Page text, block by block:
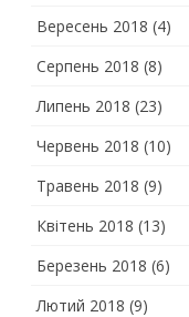
Вересень 2018 (4)
Серпень 2018 (8)
Липень 2018 (23)
Червень 2018 (10)
Травень 2018 (9)
Квітень 2018 (13)
Березень 2018 (6)
Лютий 2018 (9)